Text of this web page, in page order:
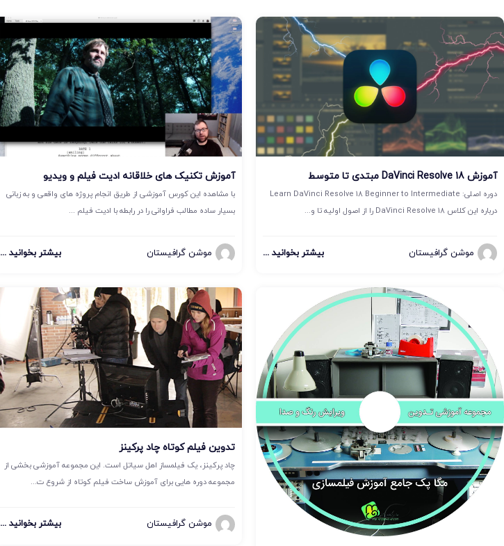
آموزش DaVinci Resolve 18 مبتدی تا متوسط
دوره اصلی: Learn DaVinci Resolve 18 Beginner to Intermediate
درباره این کلاس DaVinci Resolve 18 را از اصول اولیه تا و...
موشن گرافیستان بیشتر بخوانید ...
آموزش تکنیک های خلاقانه ادیت فیلم و ویدیو
با مشاهده این کورس آموزشی از طریق انجام پروژه های واقعی و به زبانی
بسیار ساده مطالب فراوانی را در رابطه با ادیت فیلم ...
موشن گرافیستان بیشتر بخوانید ...
تدوین فیلم کوتاه چاد پرکینز
چاد پرکینز، یک فیلمساز اهل سیاتل است. این مجموعه آموزشی بخشی از
مجموعه دوره هایی برای آموزش ساخت فیلم کوتاه از شروع ت...
موشن گرافیستان بیشتر بخوانید ...